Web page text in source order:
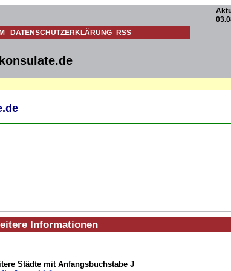
DATENSCHUTZERKLÄRUNG RSS
Informationen
Städte mit Anfangsbuchstabe J